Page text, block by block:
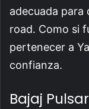
adecuada
road. Como si
pertenecer a
confianza.
Bajaj